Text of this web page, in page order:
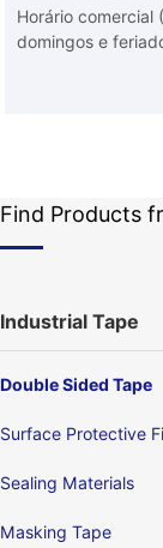
Horário comercial
domingos e
Find Products
Industrial Tape
Double Sided Tape
Surface Protective
Sealing Materials
Masking Tape